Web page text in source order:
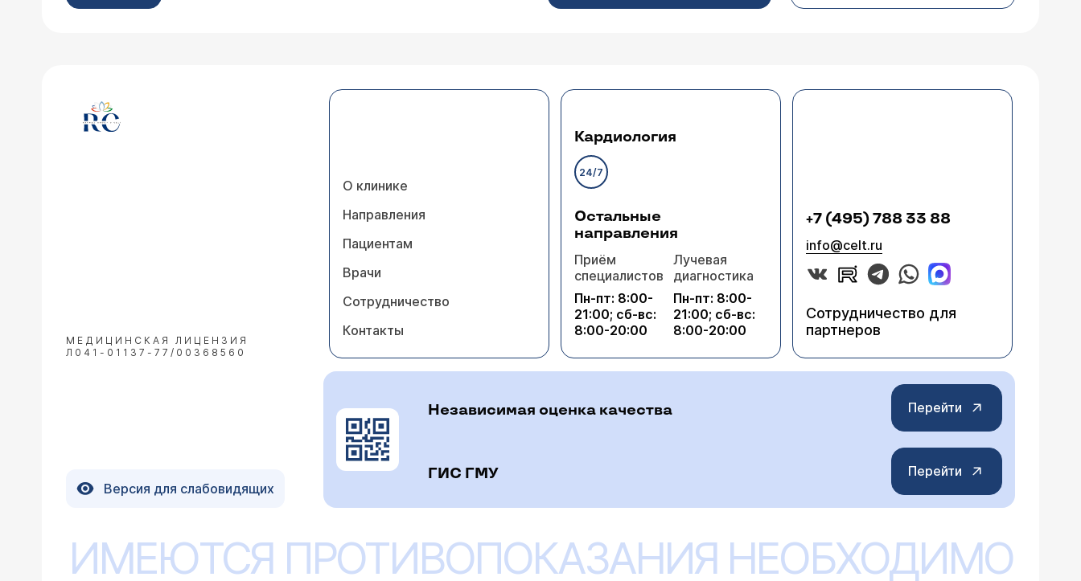
МЕДИЦИНСКАЯ ЛИЦЕНЗИЯ
Л041-01137-77/00368560
О клинике
Направления
Пациентам
Врачи
Сотрудничество
Контакты
Кардиология
24/7
Остальные
направления
Приём
специалистов
Пн-пт: 8:00-
21:00; сб-вс:
8:00-20:00
Лучевая
диагностика
Пн-пт: 8:00-
21:00; сб-вс:
8:00-20:00
+7 (495) 788 33 88
info@celt.ru
Сотрудничество для
партнеров
Версия для слабовидящих
Независимая оценка качества Перейти
ГИС ГМУ Перейти
ИМЕЮТСЯ ПРОТИВОПОКАЗАНИЯ НЕОБХОДИМО